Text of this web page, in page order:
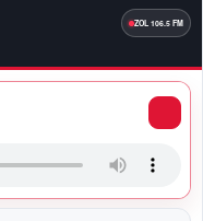
celebró su quinta
para participar